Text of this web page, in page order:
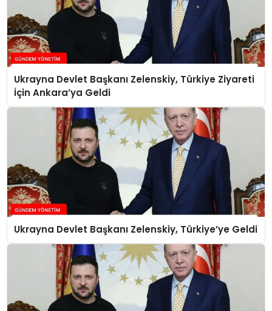
Ukrayna Devlet Başkanı Zelenskiy, Türkiye Ziyareti
İçin Ankara’ya Geldi
Ukrayna Devlet Başkanı Zelenskiy, Türkiye’ye Geldi